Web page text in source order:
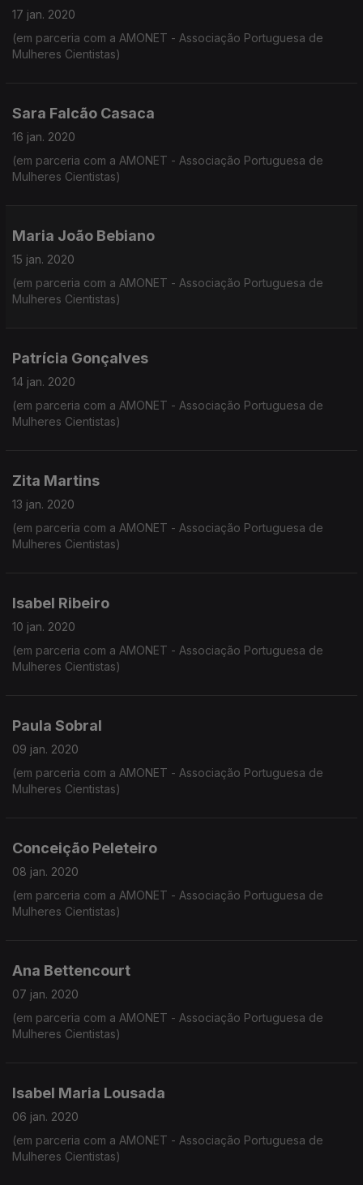
17 jan. 2020
(em parceria com a AMONET - Associação Portuguesa de
Mulheres Cientistas)
Sara Falcão Casaca
16 jan. 2020
(em parceria com a AMONET - Associação Portuguesa de
Mulheres Cientistas)
Maria João Bebiano
15 jan. 2020
(em parceria com a AMONET - Associação Portuguesa de
Mulheres Cientistas)
Patrícia Gonçalves
14 jan. 2020
(em parceria com a AMONET - Associação Portuguesa de
Mulheres Cientistas)
Zita Martins
13 jan. 2020
(em parceria com a AMONET - Associação Portuguesa de
Mulheres Cientistas)
Isabel Ribeiro
10 jan. 2020
(em parceria com a AMONET - Associação Portuguesa de
Mulheres Cientistas)
Paula Sobral
09 jan. 2020
(em parceria com a AMONET - Associação Portuguesa de
Mulheres Cientistas)
Conceição Peleteiro
08 jan. 2020
(em parceria com a AMONET - Associação Portuguesa de
Mulheres Cientistas)
Ana Bettencourt
07 jan. 2020
(em parceria com a AMONET - Associação Portuguesa de
Mulheres Cientistas)
Isabel Maria Lousada
06 jan. 2020
(em parceria com a AMONET - Associação Portuguesa de
Mulheres Cientistas)